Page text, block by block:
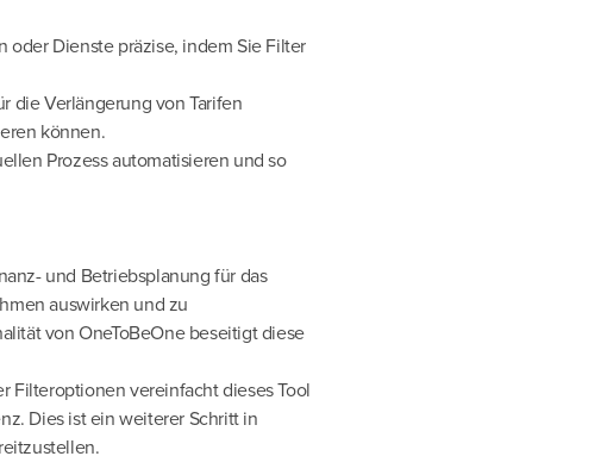
oder Dienste präzise, indem Sie Filter
die Verlängerung von Tarifen
können.
Prozess automatisieren und so
und Betriebsplanung für das
auswirken und zu
von OneToBeOne beseitigt diese
Filteroptionen vereinfacht dieses Tool
Dies ist ein weiterer Schritt in